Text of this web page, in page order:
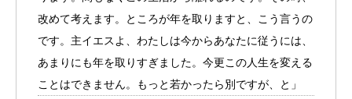
改めて考えます。ところが年を取りますと、こう言うの
です。主イエスよ、わたしは今からあなたに従うには、
あまりにも年を取りすぎました。今更この人生を変える
ことはできません。もっと若かったら別ですが、と」